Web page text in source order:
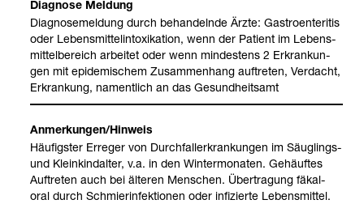
Dia­gnose Mel­dung
Dia­gno­se­mel­dung durch behan­delnde Ärzte: Gas­tro­en­teri­tis
oder Lebens­mit­telin­to­xi­ka­tion, wenn der Pati­ent im Lebens­
mit­tel­be­reich arbei­tet oder wenn min­des­tens 2 Erkran­kun­
gen mit epi­de­mi­schem Zusam­men­hang auf­tre­ten, Ver­dacht,
Erkran­kung, nament­lich an das Gesund­heits­amt
Anmer­kun­gen/Hin­weis
Häu­figs­ter Erre­ger von Durch­fall­erkran­kun­gen im Säug­lings-​
und Klein­kind­al­ter, v.a. in den Win­ter­mo­na­ten. Gehäuf­tes
Auf­tre­ten auch bei älte­ren Men­schen. Über­tra­gung fäkal-​
oral durch Schmier­in­fek­tio­nen oder infi­zierte Lebens­mit­tel.